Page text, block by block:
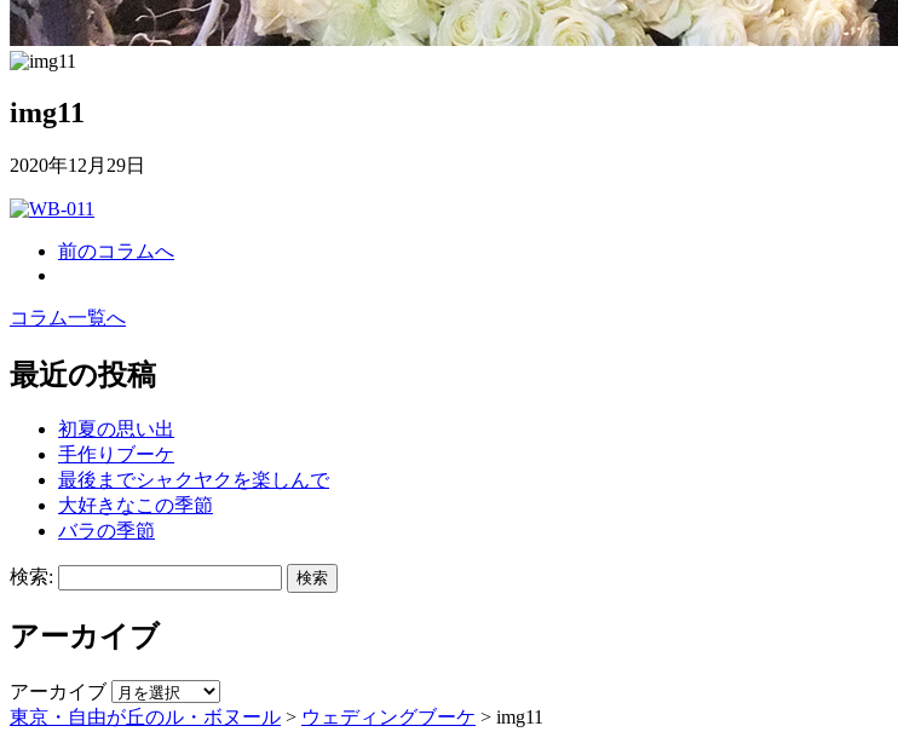
img11
2020年12月29日
前のコラムへ
コラム一覧へ
最近の投稿
初夏の思い出
手作りブーケ
最後までシャクヤクを楽しんで
大好きなこの季節
バラの季節
検索:
アーカイブ
アーカイブ
東京・自由が丘のル・ボヌール > ウェディングブーケ > img11